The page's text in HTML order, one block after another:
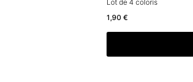
Lot de 4 coloris
1,90 €